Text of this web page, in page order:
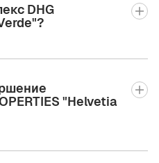
DHG
"Helvetia